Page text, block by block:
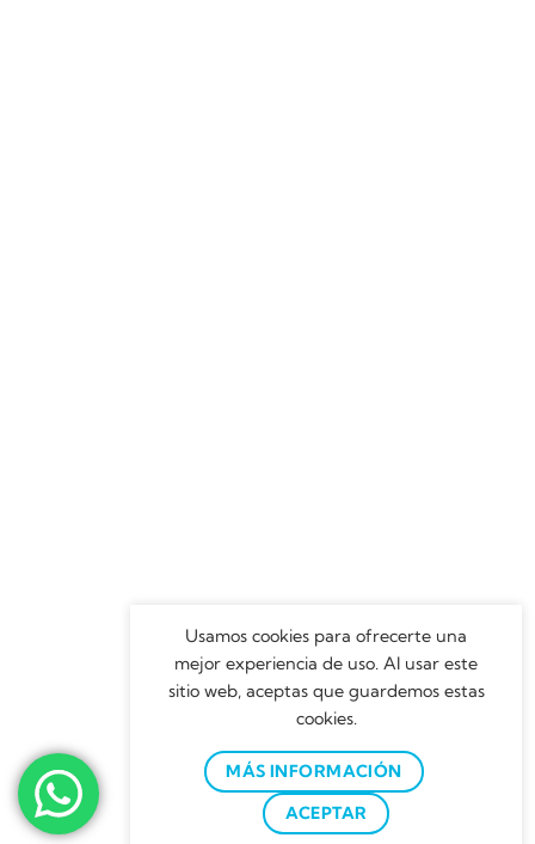
Usamos cookies para ofrecerte una
mejor experiencia de uso. Al usar este
sitio web, aceptas que guardemos estas
cookies.
MÁS INFORMACIÓN
ACEPTAR